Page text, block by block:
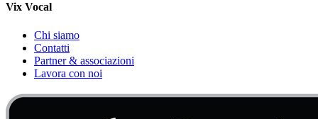
Vix Vocal
Chi siamo
Contatti
Partner & associazioni
Lavora con noi